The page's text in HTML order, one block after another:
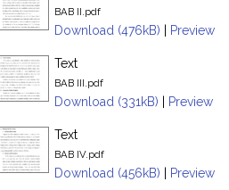
BAB II.pdf
Download (476kB) | Preview
Text
BAB III.pdf
Download (331kB) | Preview
Text
BAB IV.pdf
Download (456kB) | Preview